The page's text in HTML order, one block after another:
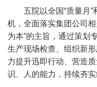
五院以全国“质量月”
机，全面落实集团公司相
为本”的主旨，通过策划
生产现场检查、组织新
力提升迅即行动、营造
识、人的能力，持续夯实